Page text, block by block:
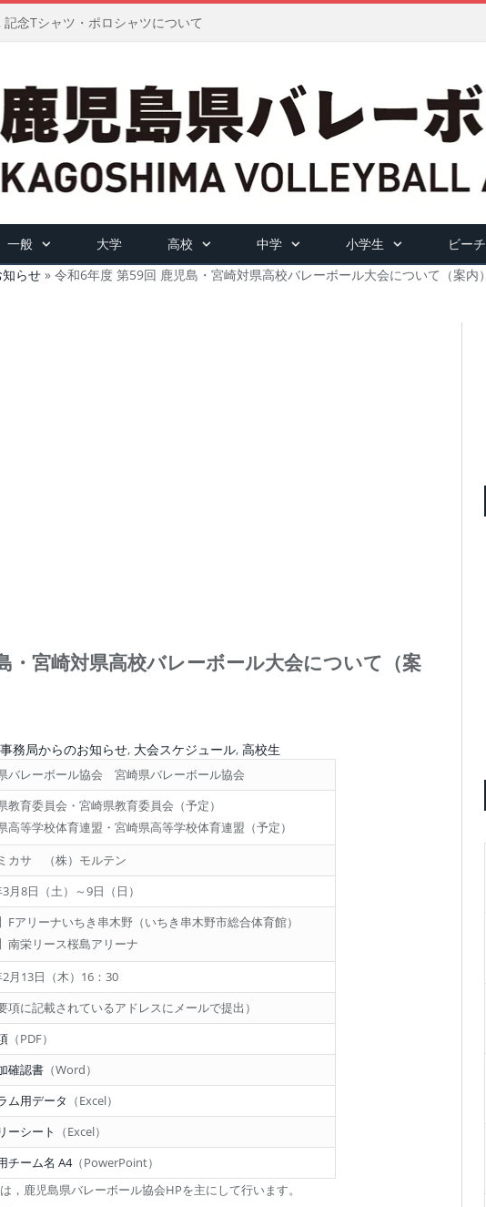
記念Tシャツ・ポロシャツについて
一般 大学 高校 中学 小学生 ビーチ
らせ » 令和6年度 第59回 鹿児島・宮崎対県高校バレーボール大会について（案内）
・宮崎対県高校バレーボール大会について（案
事務局からのお知らせ, 大会スケジュール, 高校生
バレーボール協会 宮崎県バレーボール協会
教育委員会・宮崎県教育委員会（予定）
高等学校体育連盟・宮崎県高等学校体育連盟（予定）
ミカサ （株）モルテン
月8日（土）～9日（日）
Fアリーナいちき串木野（いちき串木野市総合体育館）
南栄リース桜島アリーナ
月13日（木）16：30
に記載されているアドレスにメールで提出）
（PDF）
確認書 （Word）
ム用データ （Excel）
ーシート
（Excel）
チーム名 A4（PowerPoint）
，鹿児島県バレーボール協会HPを主にして行います。